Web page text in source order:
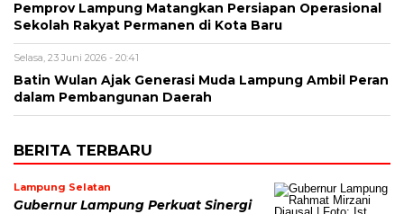
Pemprov Lampung Matangkan Persiapan Operasional
Sekolah Rakyat Permanen di Kota Baru
Selasa, 23 Juni 2026 - 20:41
Batin Wulan Ajak Generasi Muda Lampung Ambil Peran
dalam Pembangunan Daerah
BERITA TERBARU
Lampung Selatan
Gubernur Lampung Perkuat Sinergi